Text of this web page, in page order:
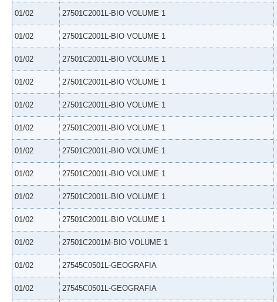
01/02 27501C2001L-BIO VOLUME 1
01/02 27501C2001L-BIO VOLUME 1
01/02 27501C2001L-BIO VOLUME 1
01/02 27501C2001L-BIO VOLUME 1
01/02 27501C2001L-BIO VOLUME 1
01/02 27501C2001L-BIO VOLUME 1
01/02 27501C2001L-BIO VOLUME 1
01/02 27501C2001L-BIO VOLUME 1
01/02 27501C2001L-BIO VOLUME 1
01/02 27501C2001L-BIO VOLUME 1
01/02 27501C2001M-BIO VOLUME 1
01/02 27545C0501L-GEOGRAFIA
01/02 27545C0501L-GEOGRAFIA